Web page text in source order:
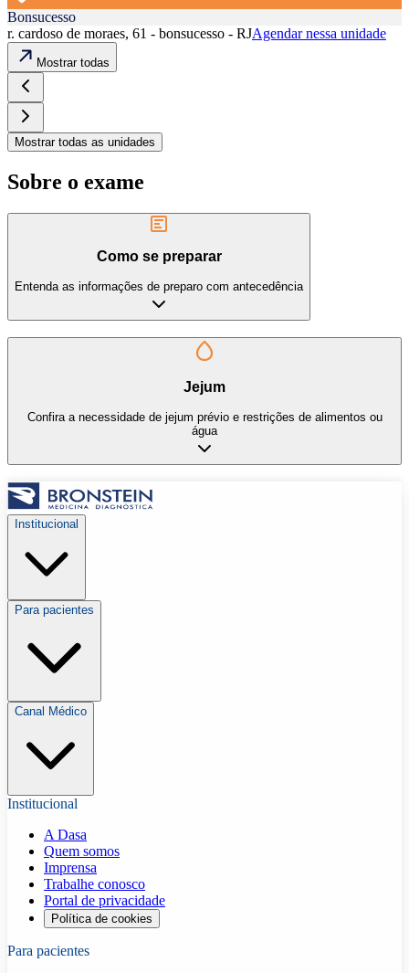
Bonsucesso
r. cardoso de moraes, 61 - bonsucesso - RJAgendar nessa unidade
Mostrar todas
Mostrar todas as unidades
Sobre o exame
Como se preparar
Entenda as informações de preparo com antecedência
Jejum
Confira a necessidade de jejum prévio e restrições de alimentos ou
água
Institucional
Para pacientes
Canal Médico
Institucional
A Dasa
Quem somos
Imprensa
Trabalhe conosco
Portal de privacidade
Política de cookies
Para pacientes